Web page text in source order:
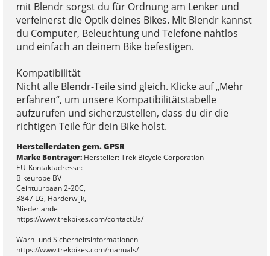
mit Blendr sorgst du für Ordnung am Lenker und
verfeinerst die Optik deines Bikes. Mit Blendr kannst
du Computer, Beleuchtung und Telefone nahtlos
und einfach an deinem Bike befestigen.
Kompatibilität
Nicht alle Blendr-Teile sind gleich. Klicke auf „Mehr
erfahren“, um unsere Kompatibilitätstabelle
aufzurufen und sicherzustellen, dass du dir die
richtigen Teile für dein Bike holst.
Herstellerdaten gem. GPSR
Marke Bontrager:Hersteller: Trek Bicycle Corporation
EU-Kontaktadresse:
Bikeurope BV
Ceintuurbaan 2-20C,
3847 LG, Harderwijk,
Niederlande
https://www.trekbikes.com/contactUs/
Warn- und Sicherheitsinformationen
https://www.trekbikes.com/manuals/